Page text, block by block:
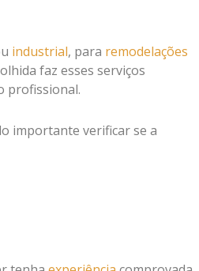
industrial, para remodelações
faz esses serviços
profissional.
importante verificar se a